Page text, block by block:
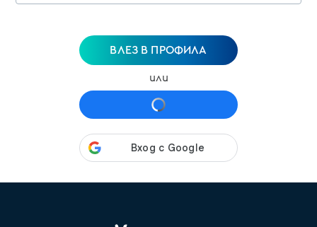
ВЛЕЗ В ПРОФИЛА
или